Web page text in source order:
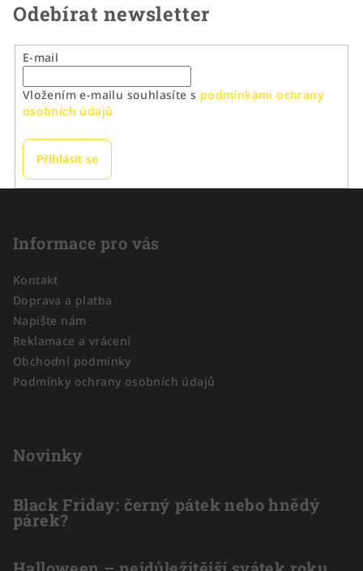
Odebírat newsletter
E-mail
Vložením e-mailu souhlasíte s podmínkami ochrany
osobních údajů
Přihlásit se
Informace pro vás
Kontakt
Doprava a platba
Napište nám
Reklamace a vrácení
Obchodní podmínky
Podmínky ochrany osobních údajů
Novinky
Black Friday: černý pátek nebo hnědý
párek?